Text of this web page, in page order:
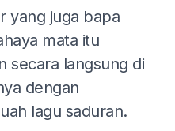
yang juga bapa
mata itu
secara langsung di
dengan
lagu saduran.